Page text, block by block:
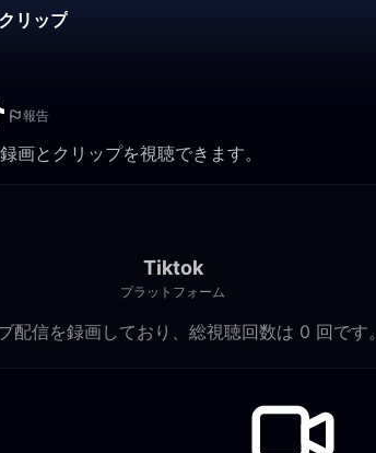
リップ
報告
画とクリップを視聴できます。
Tiktok
プラットフォーム
信を録画しており、総視聴回数は 0 回です。